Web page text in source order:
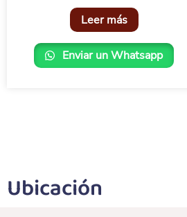
Leer más
Enviar un Whatsapp
Ubicación